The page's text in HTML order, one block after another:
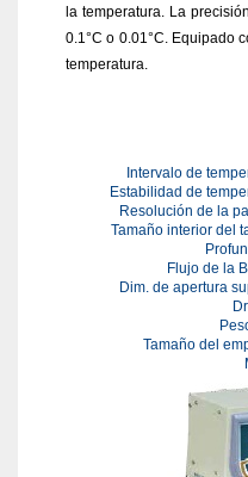
la temperatura. La
0.1°C o 0.01°C. Equipado
temperatura.
Intervalo de
Estabilidad de
Resolución de la
Tamaño interior del
Flujo de la
Dim. de apertura
Tamaño del